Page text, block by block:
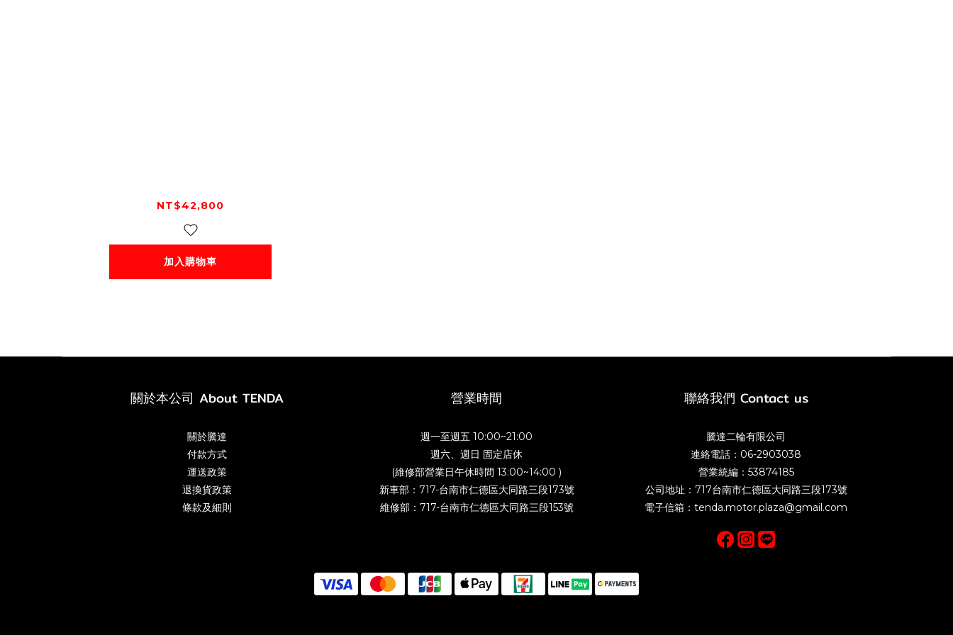
NT$42,800
加入購物車
關於本公司 About TENDA
關於騰達
付款方式
運送政策
退換貨政策
條款及細則
營業時間
週一至週五 10:00~21:00
週六、週日 固定店休
(維修部營業日午休時間 13:00~14:00 )
新車部：717-台南市仁德區大同路三段173號
維修部：717-台南市仁德區大同路三段153號
聯絡我們 Contact us
騰達二輪有限公司
連絡電話：06-2903038
營業統編：53874185
公司地址：717台南市仁德區大同路三段173號
電子信箱：tenda.motor.plaza@gmail.com